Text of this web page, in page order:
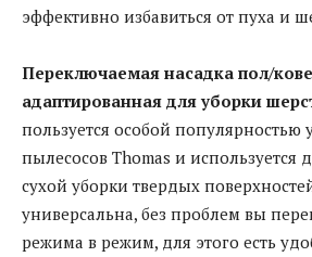
эффективно избавиться от пуха и
Переключаемая насадка пол/
адаптированная для уборки
пользуется особой популярностью
пылесосов Thomas и используется
сухой уборки твердых
универсальна, без проблем вы
режима в режим, для этого есть